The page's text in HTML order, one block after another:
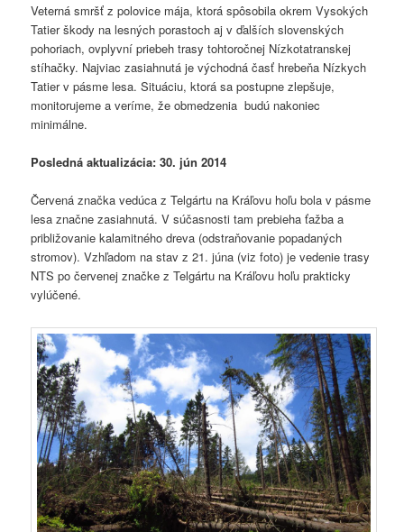
Veterná smršť z polovice mája, ktorá spôsobila okrem Vysokých
Tatier škody na lesných porastoch aj v ďalších slovenských
pohoriach, ovplyvní priebeh trasy tohtoročnej Nízkotatranskej
stíhačky. Najviac zasiahnutá je východná časť hrebeňa Nízkych
Tatier v pásme lesa. Situáciu, ktorá sa postupne zlepšuje,
monitorujeme a veríme, že obmedzenia budú nakoniec
minimálne.
Posledná aktualizácia: 30. jún 2014
Červená značka vedúca z Telgártu na Kráľovu hoľu bola v pásme
lesa značne zasiahnutá. V súčasnosti tam prebieha ťažba a
približovanie kalamitného dreva (odstraňovanie popadaných
stromov). Vzhľadom na stav z 21. júna (viz foto) je vedenie trasy
NTS po červenej značke z Telgártu na Kráľovu hoľu prakticky
vylúčené.